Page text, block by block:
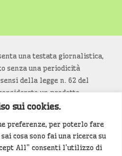
sui cookies.
preferenze, per poterlo fare
cosa sono fai una ricerca su
All" consenti l'utilizzo di
una testata giornalistica,
senza una periodicità
della legge n. 62 del
un prodotto
copyright e diritti
è di tua proprietà e vuoi
diccelo(<- clicca per inviarci un